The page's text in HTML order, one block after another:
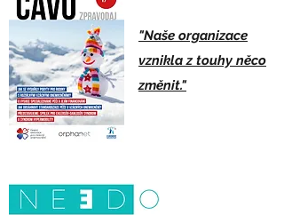
"Naše organizace
vznikla z touhy něco
změnit."